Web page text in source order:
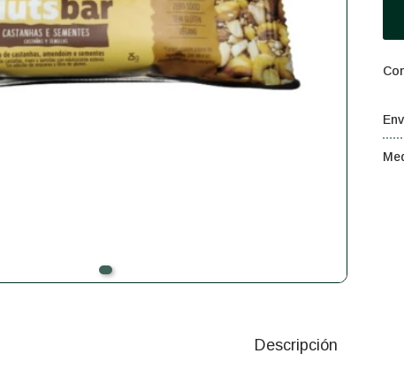
Descripción